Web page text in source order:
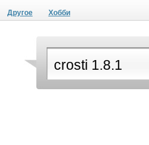
Другое Хобби